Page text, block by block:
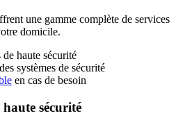
une gamme complète de services
domicile.
de haute sécurité
des systèmes de sécurité
en cas de besoin
sécurité